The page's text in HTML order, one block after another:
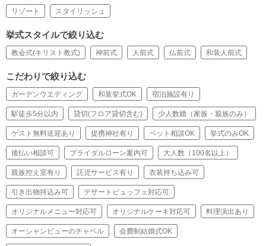
リゾート スタイリッシュ
挙式スタイルで絞り込む
教会式(キリスト教式) 神前式 人前式 仏前式 和装人前式
こだわりで絞り込む
ガーデンウエディング 和装挙式OK 宿泊施設有り
駅徒歩5分以内 貸切(フロア貸切含む) 少人数婚（家族・親族のみ）
ゲスト無料送迎あり 提携神社有り ペット相談OK 挙式のみOK
後払い相談可 ブライダルローン案内可 大人数（100名以上）
親族控え室有り 託児サービス有り 衣装持ち込み可
引き出物持込み可 デザートビュッフェ対応可
オリジナルメニュー対応可 オリジナルケーキ対応可 料理演出あり
オーシャンビューのチャペル 会費制結婚式OK